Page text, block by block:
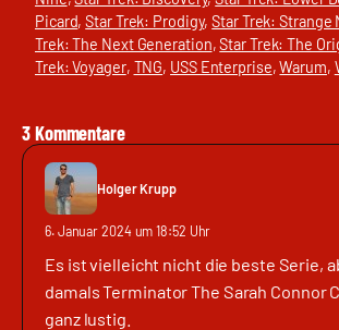
Picard, Star Trek: Prodigy, Star Trek: Strange
Trek: The Next Generation, Star Trek: The
Trek: Voyager, TNG, USS Enterprise, Warum,
3 Kommentare
Holger Krupp
6. Januar 2024 um 18:52 Uhr
Es ist vielleicht nicht die beste Serie,
damals Terminator The Sarah Connor
ganz lustig.